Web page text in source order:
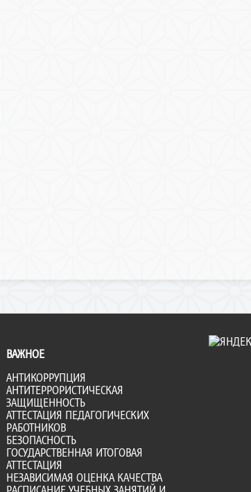
ВАЖНОЕ
АНТИКОРРУПЦИЯ
АНТИТЕРРОРИСТИЧЕСКАЯ
ЗАЩИЩЕННОСТЬ
АТТЕСТАЦИЯ ПЕДАГОГИЧЕСКИХ
РАБОТНИКОВ
БЕЗОПАСНОСТЬ
ГОСУДАРСТВЕННАЯ ИТОГОВАЯ
АТТЕСТАЦИЯ
НЕЗАВИСИМАЯ ОЦЕНКА КАЧЕСТВА